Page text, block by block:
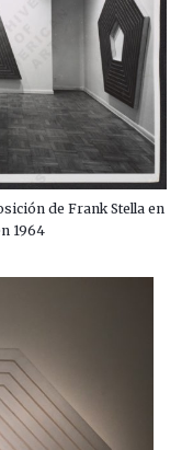
de Frank Stella en
1964